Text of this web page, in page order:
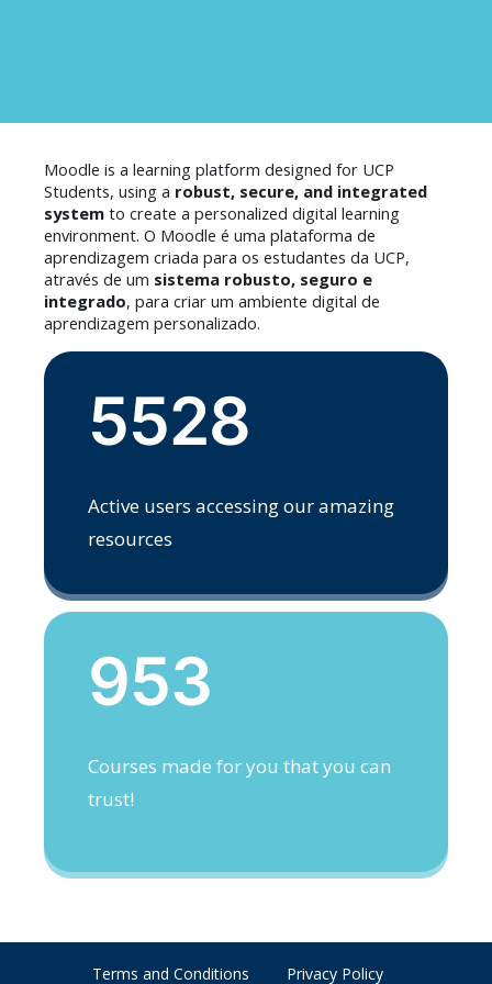
Moodle is a learning platform designed for UCP
Students, using a robust, secure, and integrated
system to create a personalized digital learning
environment.O Moodle é uma plataforma de
aprendizagem criada para os estudantes da UCP,
através de um sistema robusto, seguro e
integrado, para criar um ambiente digital de
aprendizagem personalizado.
5528
Active users accessing our amazing
resources
953
Courses made for you that you can
trust!
Terms and Conditions Privacy Policy